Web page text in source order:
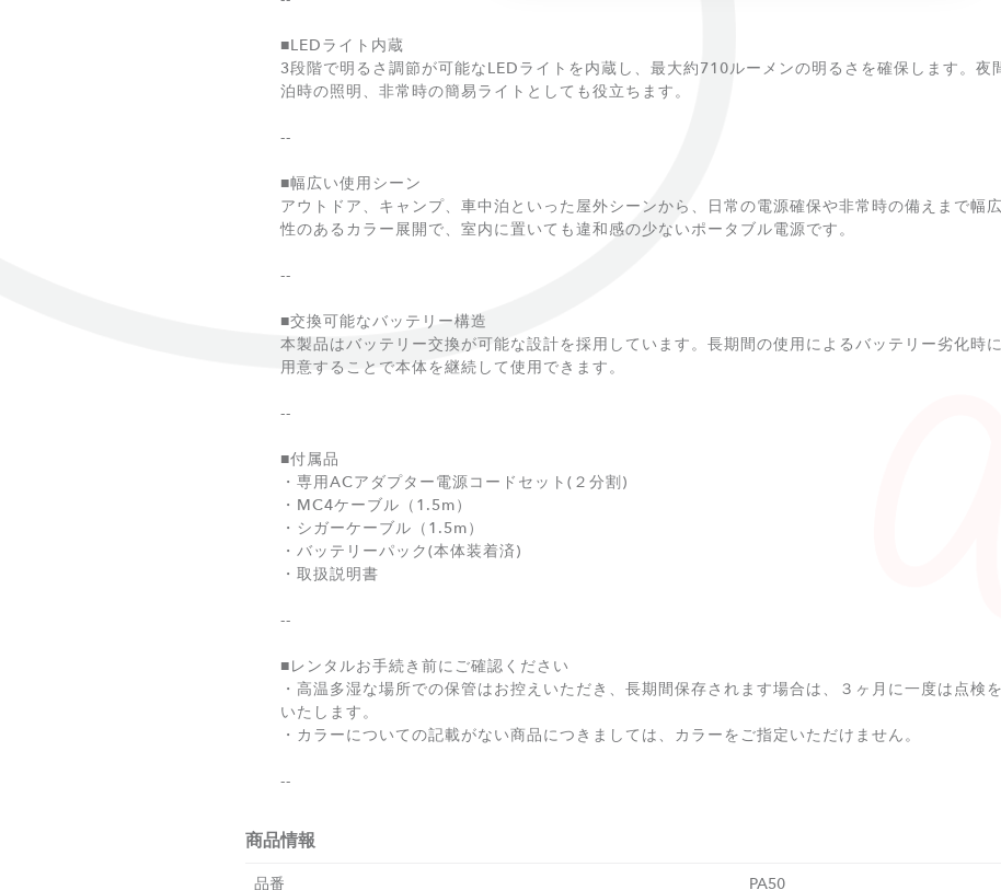
■LEDライト内蔵
3段階で明るさ調節が可能なLEDライトを内蔵し、最大約710ルーメンの明るさを確保します。夜
泊時の照明、非常時の簡易ライトとしても役立ちます。
--
■幅広い使用シーン
アウトドア、キャンプ、車中泊といった屋外シーンから、日常の電源確保や非常時の備えまで幅
性のあるカラー展開で、室内に置いても違和感の少ないポータブル電源です。
--
■交換可能なバッテリー構造
本製品はバッテリー交換が可能な設計を採用しています。長期間の使用によるバッテリー劣化時
用意することで本体を継続して使用できます。
--
■付属品
・専用ACアダプター電源コードセット(２分割)
・MC4ケーブル（1.5m）
・シガーケーブル（1.5m）
・バッテリーパック(本体装着済)
・取扱説明書
--
■レンタルお手続き前にご確認ください
・高温多湿な場所での保管はお控えいただき、長期間保存されます場合は、３ヶ月に一度は点検
いたします。
・カラーについての記載がない商品につきましては、カラーをご指定いただけません。
商品情報
品番 PA50